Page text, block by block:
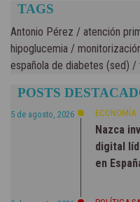
TAGS
Antonio Pérez / atención
hipoglucemia /
española de diabetes (sed) /
POSTS
5 de agosto, 2026 ECONOMÍA
Nazca
digital
en